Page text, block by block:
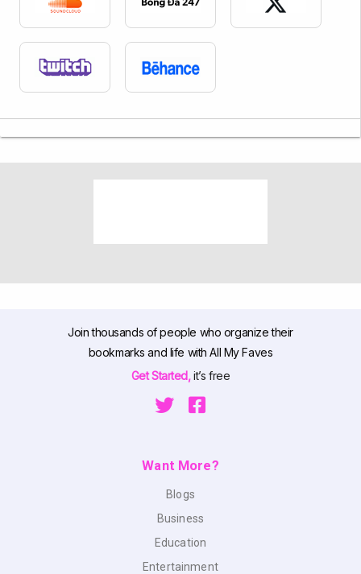
Join thousands of people who organize their
bookmarks and life with All My Faves
Get Started,it’s free
Want More?
Blogs
Business
Education
Entertainment